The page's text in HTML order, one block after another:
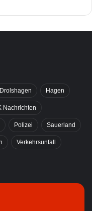
Drolshagen Hagen
Nachrichten
Polizei Sauerland
Verkehrsunfall